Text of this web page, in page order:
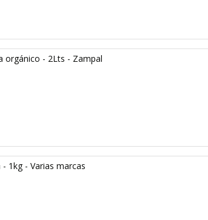
orgánico - 2Lts - Zampal
1kg - Varias marcas